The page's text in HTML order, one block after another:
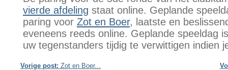
vierde afdeling staat online. Geplande
paring voor Zot en Boer, laatste en
eveneens reeds online. Geplande speeldag
uw tegenstanders tijdig te verwittigen indien
Vorige post: Zot en Boer...